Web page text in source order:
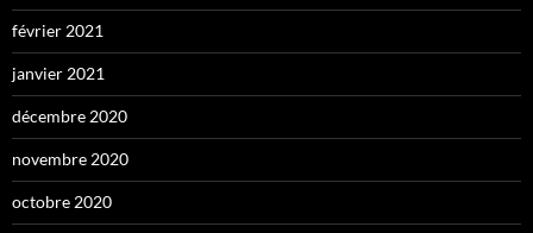
février 2021
janvier 2021
décembre 2020
novembre 2020
octobre 2020